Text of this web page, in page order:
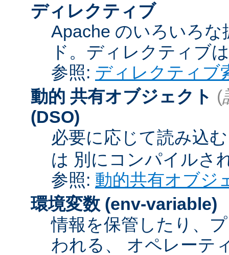
ディレクティブ
Apache のいろいろ
ド。ディレクティブ
参照: ディレクティブ
動的 共有オブジェクト (
(DSO)
必要に応じて読み込
は 別にコンパイルさ
参照: 動的共有オブジ
環境変数 (env-variable)
情報を保管したり、
われる、 オペレーテ